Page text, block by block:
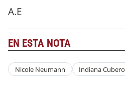
A.E
EN ESTA NOTA
Nicole Neumann Indiana Cubero